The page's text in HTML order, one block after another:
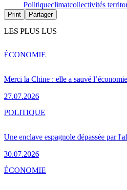
Politiqueclimatcollectivités
Print Partager
LES PLUS LUS
Merci la Chine : elle a sauvé
27.07.2026
ÉCONOMIE
Une enclave espagnole dépassée par
30.07.2026
POLITIQUE
ÉCONOMIE